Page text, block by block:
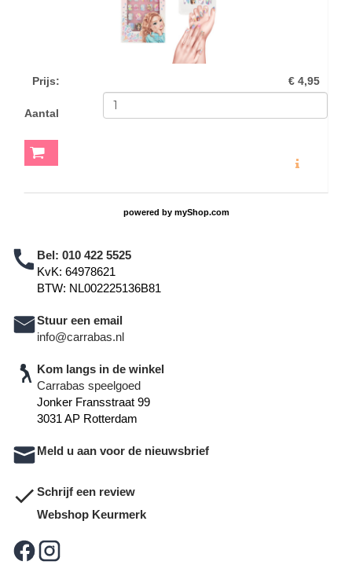
Prijs: € 4,95
Aantal
powered by myShop.com
Bel: 010 422 5525
KvK: 64978621
BTW: NL002225136B81
Stuur een email
info@carrabas.nl
Kom langs in de winkel
Carrabas speelgoed
Jonker Fransstraat 99
3031 AP Rotterdam
Meld u aan voor de nieuwsbrief
Schrijf een review
Webshop Keurmerk